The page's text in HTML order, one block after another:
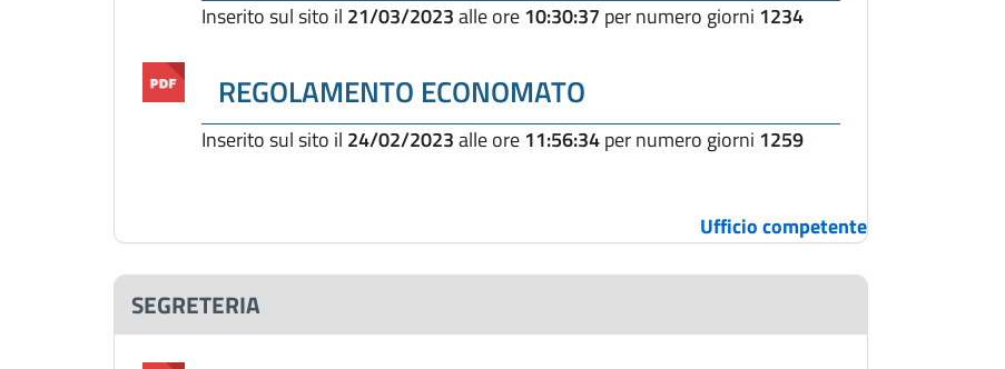
Inserito sul sito il 21/03/2023alle ore10:30:37 per numero giorni 1234
REGOLAMENTO ECONOMATO
Inserito sul sito il 24/02/2023alle ore11:56:34per numero giorni 1259
Ufficio competente
SEGRETERIA